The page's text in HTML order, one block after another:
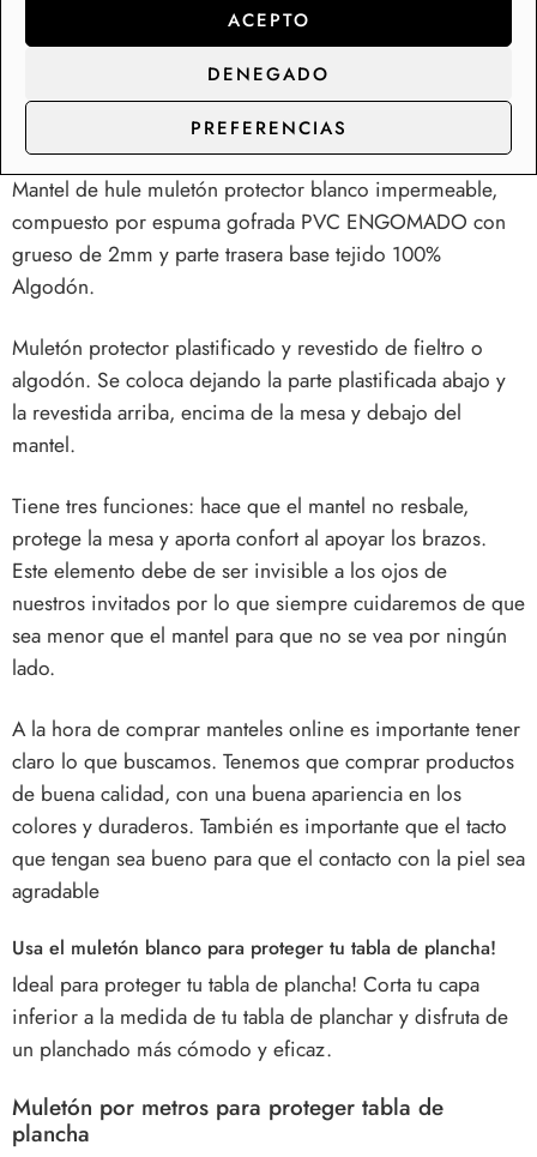
ACEPTO
DENEGADO
PREFERENCIAS
Mantel de hule muletón gofrado blanco protector para
mesa, ideal para la protección de mesa, indicado para
restaurantes, hostelería, etc.
Mantel de hule muletón protector blanco impermeable,
compuesto por espuma gofrada PVC ENGOMADO con
grueso de 2mm y parte trasera base tejido 100%
Algodón.
Muletón protector plastificado y revestido de fieltro o
algodón. Se coloca dejando la parte plastificada abajo y
la revestida arriba, encima de la mesa y debajo del
mantel.
Tiene tres funciones: hace que el mantel no resbale,
protege la mesa y aporta confort al apoyar los brazos.
Este elemento debe de ser invisible a los ojos de
nuestros invitados por lo que siempre cuidaremos de que
sea menor que el mantel para que no se vea por ningún
lado.
A la hora de comprar manteles online es importante tener
claro lo que buscamos. Tenemos que comprar productos
de buena calidad, con una buena apariencia en los
colores y duraderos. También es importante que el tacto
que tengan sea bueno para que el contacto con la piel sea
agradable
Usa el muletón blanco para proteger tu tabla de plancha!
Ideal para proteger tu tabla de plancha! Corta tu capa
inferior a la medida de tu tabla de planchar y disfruta de
un planchado más cómodo y eficaz.
Muletón por metros para proteger tabla de
plancha